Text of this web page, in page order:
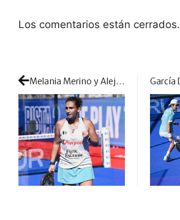
Los comentarios están cerrados.
Melania Merino y Alejandra Alonso se abonan al espectáculo